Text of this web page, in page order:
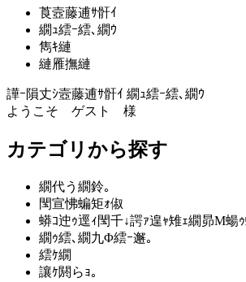
莨壼藤逋ｻ骭ｲ
繝ｭ繧ｰ繧､繝ｳ
雋ｷ縺
縺雁撫縺
譁ｰ隕丈ｼ壼藤逋ｻ骭ｲ 繝ｭ繧ｰ繧､繝ｳ
ようこそ ゲスト 様
カテゴリ から探す
繝代う繝鈴｡
閠宣怫蝙矩ｫ俶
蟒ｺ迚ｩ逕ｨ閠千↓諤ｧ遑ｬ雉ｪ繝昴Μ蝪
繝ｩ繧､繝九Φ繧ｰ邂｡
繧ｹ繝
讓ｹ閼らｮ｡